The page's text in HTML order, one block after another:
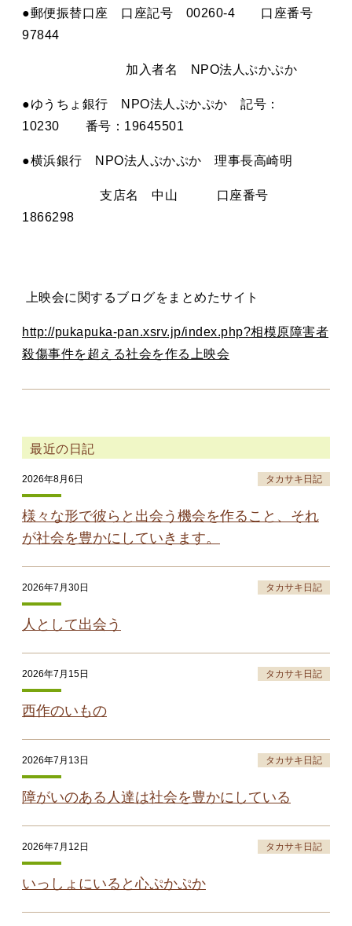
●郵便振替口座 口座記号 00260-4 口座番号
97844
加入者名 NPO法人ぷかぷか
●ゆうちょ銀行 NPO法人ぷかぷか 記号：
10230 番号：19645501
●横浜銀行 NPO法人ぷかぷか 理事長高崎明
支店名 中山 口座番号
1866298
上映会に関するブログをまとめたサイト
http://pukapuka-pan.xsrv.jp/index.php?相模原障害者
殺傷事件を超える社会を作る上映会
最近の日記
2026年8月6日 タカサキ日記
様々な形で彼らと出会う機会を作ること、それ
が社会を豊かにしていきます。
2026年7月30日 タカサキ日記
人として出会う
2026年7月15日 タカサキ日記
西作のいもの
2026年7月13日 タカサキ日記
障がいのある人達は社会を豊かにしている
2026年7月12日 タカサキ日記
いっしょにいると心ぷかぷか